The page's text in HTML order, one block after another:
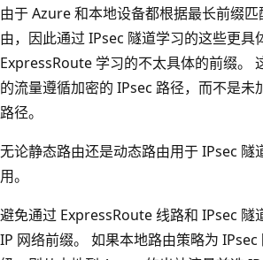
由于 Azure 和本地设备都根据最长前缀
由，因此通过 IPsec 隧道学习的这些更具
ExpressRoute 学习的不太具体的前缀。
的流量遵循加密的 IPsec 路径，而不是
路径。
无论静态路由还是动态路由用于 IPsec 隧
用。
避免通过 ExpressRoute 线路和 IPsec 隧
IP 网络前缀。 如果本地路由策略为